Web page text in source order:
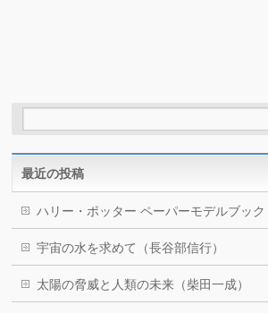
最近の投稿
ハリー・ポッター ペーパーモデルブック
宇宙の水を求めて（長谷部信行）
太陽の脅威と人類の未来（柴田一成）